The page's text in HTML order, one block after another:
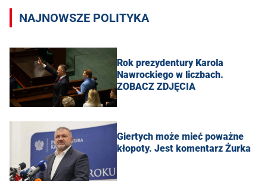
NAJNOWSZE POLITYKA
Rok prezydentury Karola
Nawrockiego w liczbach.
ZOBACZ ZDJĘCIA
Giertych może mieć poważne
kłopoty. Jest komentarz Żurka